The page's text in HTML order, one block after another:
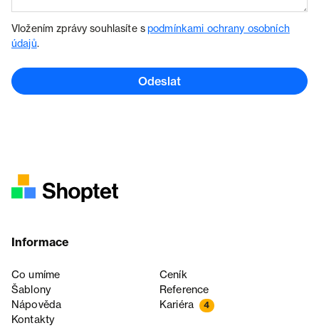
Vložením zprávy souhlasíte spodmínkami ochrany osobních
údajů.
Odeslat
Informace
Co umíme
Ceník
Šablony
Reference
Nápověda
Kariéra 4
Kontakty